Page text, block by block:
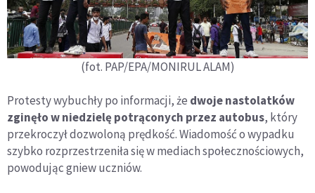
(fot. PAP/EPA/MONIRUL ALAM)
Protesty wybuchły po informacji, że dwoje nastolatków
zginęło w niedzielę potrąconych przez autobus, który
przekroczył dozwoloną prędkość. Wiadomość o wypadku
szybko rozprzestrzeniła się w mediach społecznościowych,
powodując gniew uczniów.